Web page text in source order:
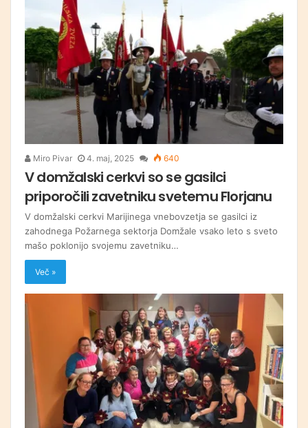
Miro Pivar 4. maj, 2025 640
V domžalski cerkvi so se gasilci
priporočili zavetniku svetemu Florjanu
V domžalski cerkvi Marijinega vnebovzetja se gasilci iz
zahodnega Požarnega sektorja Domžale vsako leto s sveto
mašo poklonijo svojemu zavetniku…
Več »